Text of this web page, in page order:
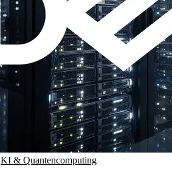
KI & Quantencomputing